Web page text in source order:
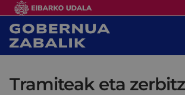
Tramiteak eta